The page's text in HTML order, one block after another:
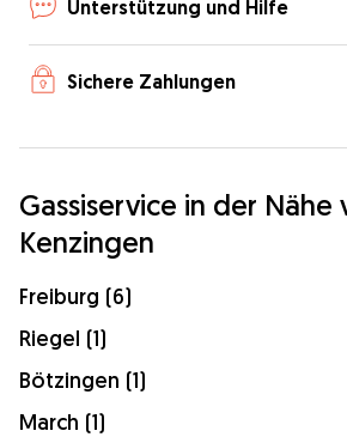
Unterstützung und Hilfe
Sichere Zahlungen
Gassiservice in der Nähe
Kenzingen
Freiburg (6)
Riegel (1)
Bötzingen (1)
March (1)